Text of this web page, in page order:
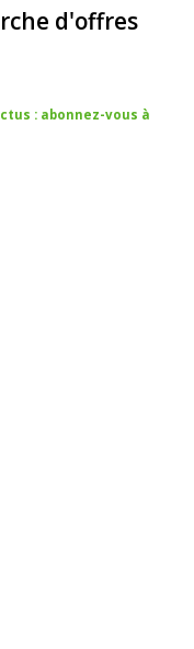
d'offres
: abonnez-vous à